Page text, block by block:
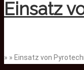
Einsatz
» » Einsatz von